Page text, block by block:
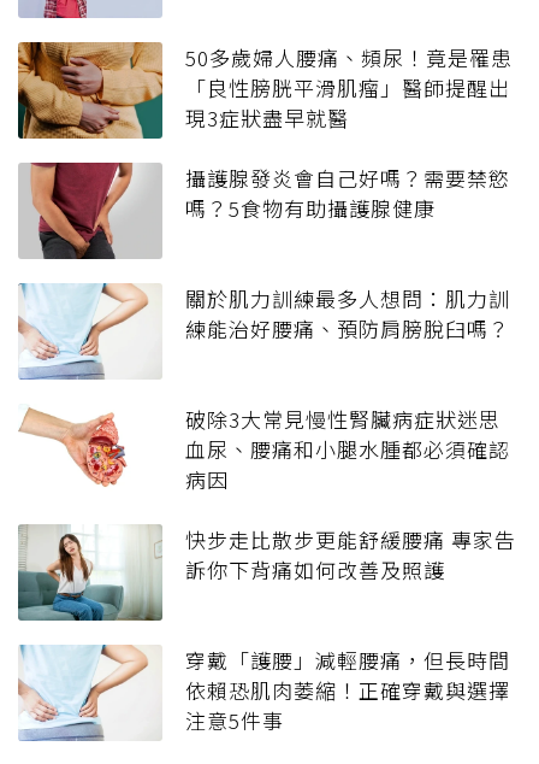
50多歲婦人腰痛、頻尿！竟是罹患
「良性膀胱平滑肌瘤」醫師提醒出
現3症狀盡早就醫
攝護腺發炎會自己好嗎？需要禁慾
嗎？5食物有助攝護腺健康
關於肌力訓練最多人想問：肌力訓
練能治好腰痛、預防肩膀脫臼嗎？
破除3大常見慢性腎臟病症狀迷思
血尿、腰痛和小腿水腫都必須確認
病因
快步走比散步更能舒緩腰痛 專家告
訴你下背痛如何改善及照護
穿戴「護腰」減輕腰痛，但長時間
依賴恐肌肉萎縮！正確穿戴與選擇
注意5件事